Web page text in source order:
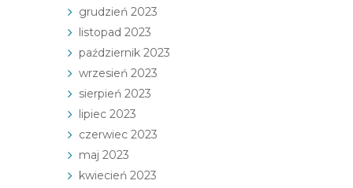
grudzień 2023
listopad 2023
październik 2023
wrzesień 2023
sierpień 2023
lipiec 2023
czerwiec 2023
maj 2023
kwiecień 2023